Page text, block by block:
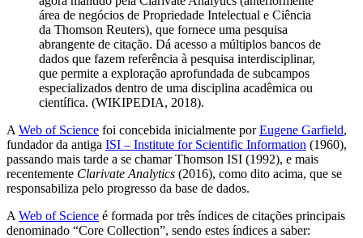
área de negócios de Propriedade Intelectual e Ciência
da Thomson Reuters), que fornece uma pesquisa
abrangente de citação. Dá acesso a múltiplos bancos de
dados que fazem referência à pesquisa interdisciplinar,
que permite a exploração aprofundada de subcampos
especializados dentro de uma disciplina acadêmica ou
científica. (WIKIPEDIA, 2018).
A Web of Science foi concebida inicialmente porEugene Garfield,
fundador da antiga ISI – Institute for Scientific Information (1960),
passando mais tarde a se chamar Thomson ISI (1992), e mais
recentemente Clarivate Analytics (2016), como dito acima, que se
responsabiliza pelo progresso da base de dados.
A Web of Science é formada por três índices de citações principais
denominado “Core Collection”, sendo estes índices a saber: